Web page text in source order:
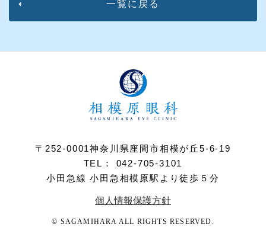
一覧に戻る
〒252-0001神奈川県座間市相模が丘5-6-19
TEL： 042-705-3101
小田急線 小田急相模原駅より徒歩５分
個人情報保護方針
© SAGAMIHARA ALL RIGHTS RESERVED.